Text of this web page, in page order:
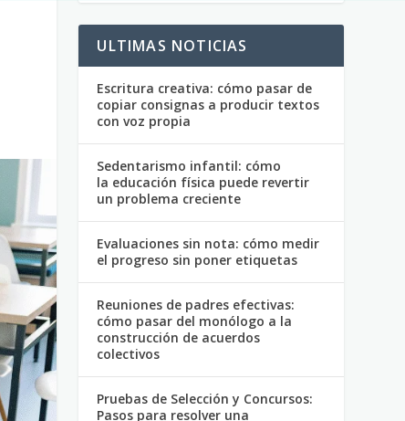
ULTIMAS NOTICIAS
Escritura creativa: cómo pasar de
copiar consignas a producir textos
con voz propia
Sedentarismo infantil: cómo
la educación física puede revertir
un problema creciente
Evaluaciones sin nota: cómo medir
el progreso sin poner etiquetas
Reuniones de padres efectivas:
cómo pasar del monólogo a la
construcción de acuerdos
colectivos
Pruebas de Selección y Concursos:
Pasos para resolver una